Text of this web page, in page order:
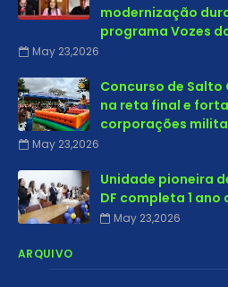
modernização
programa Vozes
May 23,2026
Concurso de Salto
na reta final e
corporações
May 23,2026
Unidade pioneira
DF completa 1
May 23,2026
ARQUIVO